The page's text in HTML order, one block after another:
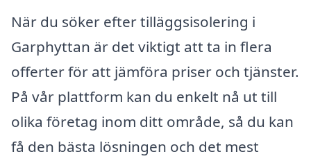
När du söker efter tilläggsisolering i
Garphyttan är det viktigt att ta in flera
offerter för att jämföra priser och tjänster.
På vår plattform kan du enkelt nå ut till
olika företag inom ditt område, så du kan
få den bästa lösningen och det mest